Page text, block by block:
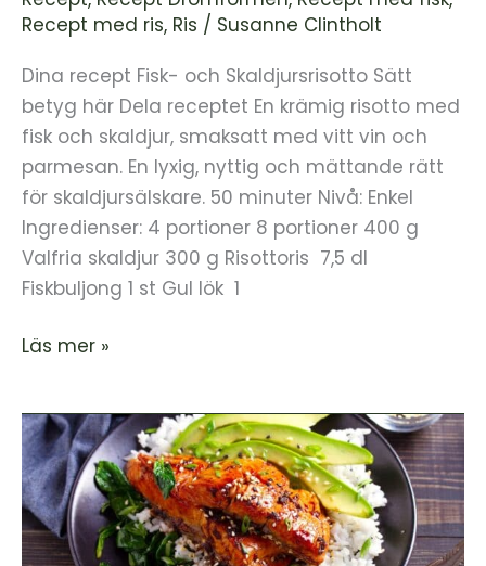
Recept med ris, Ris / Susanne Clintholt
Dina recept Fisk- och Skaldjursrisotto Sätt
betyg här Dela receptet En krämig risotto med
fisk och skaldjur, smaksatt med vitt vin och
parmesan. En lyxig, nyttig och mättande rätt
för skaldjursälskare. 50 minuter Nivå: Enkel
Ingredienser: 4 portioner 8 portioner 400 g
Valfria skaldjur 300 g Risottoris 7,5 dl
Fiskbuljong 1 st Gul lök 1
Läs mer »
Teryaki
Laxbowl